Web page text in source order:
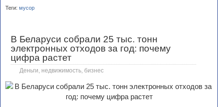
Теги: мусор
В Беларуси собрали 25 тыс. тонн
электронных отходов за год: почему
цифра растет
Деньги, недвижимость, бизнес